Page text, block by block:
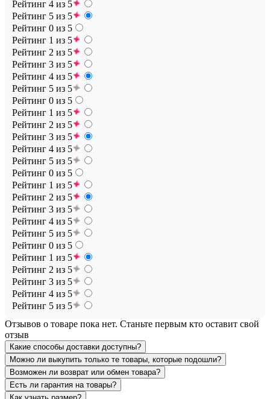
Рейтинг 4 из 5
Рейтинг 5 из 5
Рейтинг 0 из 5
Рейтинг 1 из 5
Рейтинг 2 из 5
Рейтинг 3 из 5
Рейтинг 4 из 5
Рейтинг 5 из 5
Рейтинг 0 из 5
Рейтинг 1 из 5
Рейтинг 2 из 5
Рейтинг 3 из 5
Рейтинг 4 из 5
Рейтинг 5 из 5
Рейтинг 0 из 5
Рейтинг 1 из 5
Рейтинг 2 из 5
Рейтинг 3 из 5
Рейтинг 4 из 5
Рейтинг 5 из 5
Рейтинг 0 из 5
Рейтинг 1 из 5
Рейтинг 2 из 5
Рейтинг 3 из 5
Рейтинг 4 из 5
Рейтинг 5 из 5
Отзывов о товаре пока нет. Станьте первым кто оставит свой
отзыв
Какие способы доставки доступны?
Можно ли выкупить только те товары, которые подошли?
Возможен ли возврат или обмен товара?
Есть ли гарантия на товары?